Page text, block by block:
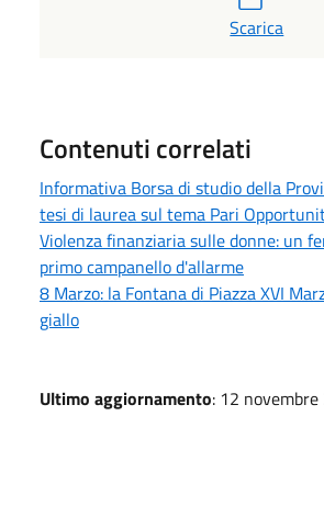
PDF
Scarica
Contenuti correlati
Informativa Borsa di studio della
tesi di laurea sul tema Pari
Violenza finanziaria sulle donne: un
primo campanello d'allarme
8 Marzo: la Fontana di Piazza XVI
giallo
Ultimo aggiornamento: 12